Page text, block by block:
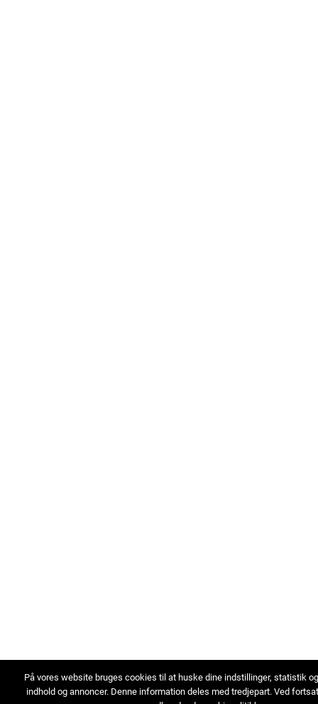
På vores website bruges cookies til at huske dine indstillinger, statistik
indhold og annoncer. Denne information deles med tredjepart. Ved